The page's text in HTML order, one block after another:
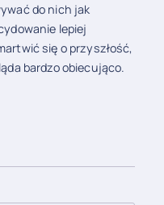
do nich jak
lepiej
się o przyszłość,
bardzo obiecująco.